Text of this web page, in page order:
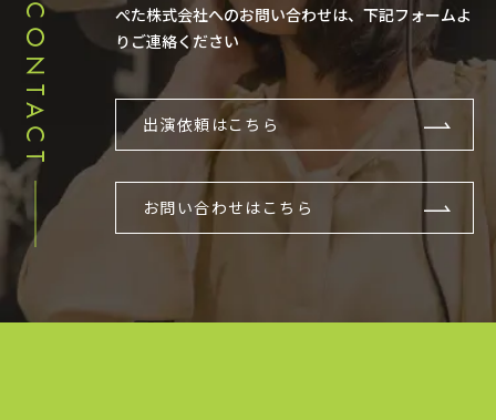
CONTACT
ぺた株式会社へのお問い合わせは、下記フォームよ
りご連絡ください
出演依頼はこちら
お問い合わせはこちら